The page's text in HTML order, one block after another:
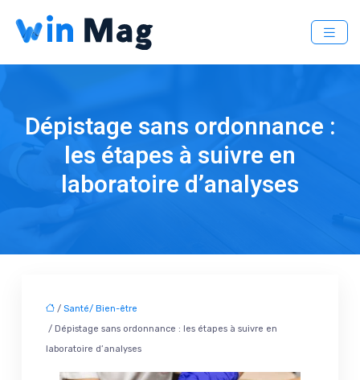
Dépistage sans ordonnance :
les étapes à suivre en
laboratoire d’analyses
/ Santé/ Bien-être
/ Dépistage sans ordonnance : les étapes à suivre en
laboratoire d’analyses